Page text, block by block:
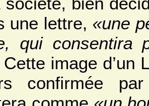
une lettre, «une
qui
Cette image d’un
confirmée